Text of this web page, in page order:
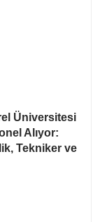
Üniversitesi
Alıyor:
Tekniker ve